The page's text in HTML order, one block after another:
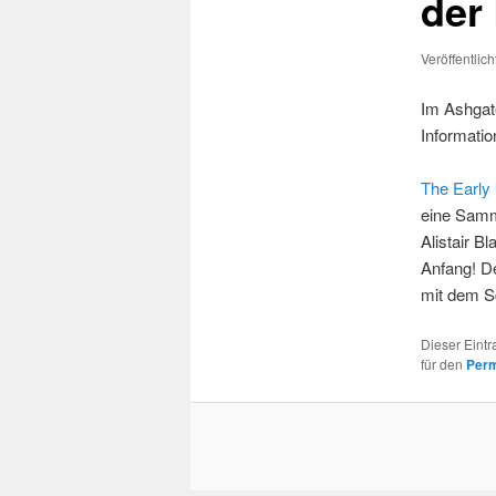
Im
The Early
eine
Alistair
Anfang!
mit dem
Dieser
für den